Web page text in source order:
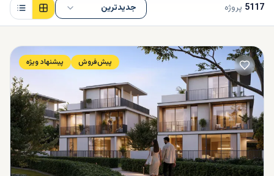
5117 پروژه جدیدترین
پیش‌فروش پیشنهاد ویژه